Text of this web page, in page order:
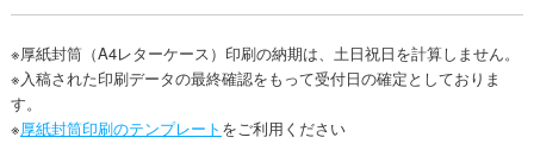
※厚紙封筒（A4レターケース）印刷の納期は、土日祝日を計算しません。
※入稿された印刷データの最終確認をもって受付日の確定としておりま
す。
※厚紙封筒印刷のテンプレート をご利用ください